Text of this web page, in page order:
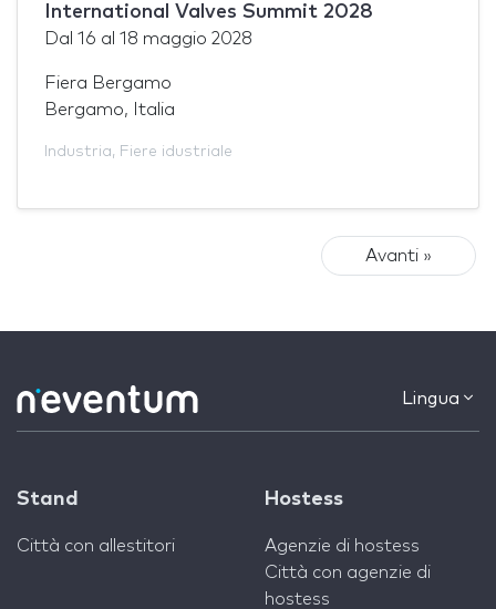
International Valves Summit 2028
Dal 16 al 18 maggio 2028
Fiera Bergamo
Bergamo, Italia
Industria, Fiere idustriale
Avanti »
Lingua
Stand
Città con allestitori
Hostess
Agenzie di hostess
Città con agenzie di
hostess